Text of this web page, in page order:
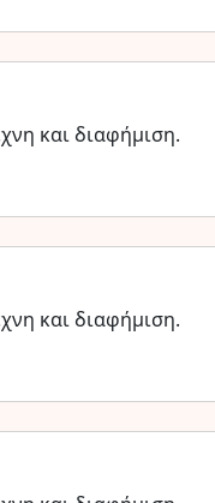
και διαφήμιση.
και διαφήμιση.